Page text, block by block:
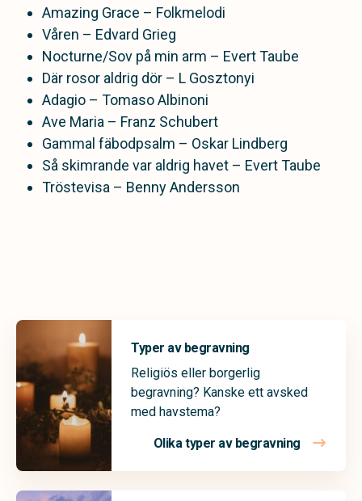
Amazing Grace – Folkmelodi
Våren – Edvard Grieg
Nocturne/Sov på min arm – Evert Taube
Där rosor aldrig dör – L Gosztonyi
Adagio – Tomaso Albinoni
Ave Maria – Franz Schubert
Gammal fäbodpsalm – Oskar Lindberg
Så skimrande var aldrig havet – Evert Taube
Tröstevisa – Benny Andersson
Typer av begravning
Religiös eller borgerlig
begravning? Kanske ett avsked
med havstema?
Olika typer av begravning